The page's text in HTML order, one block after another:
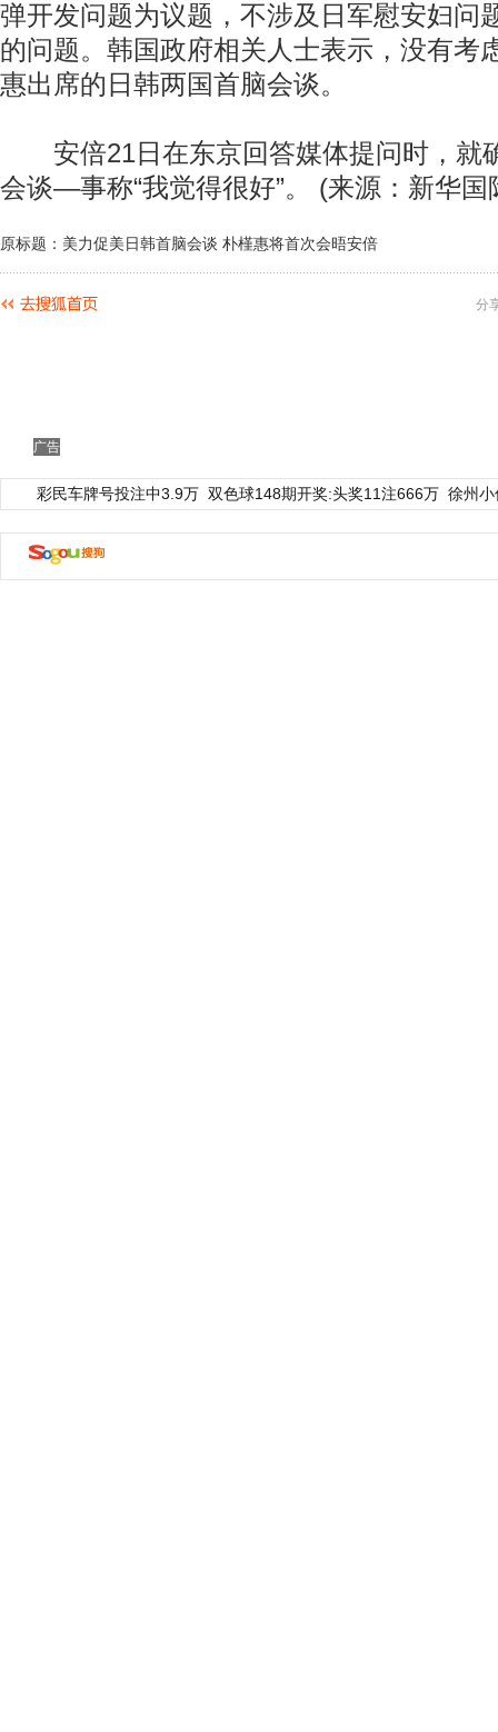
弹开发问题为议题，不涉及日军慰安妇问
的问题。韩国政府相关人士表示，没有考
惠出席的日韩两国首脑会谈。
安倍21日在东京回答媒体提问时，就
会谈—事称“我觉得很好”。 (来源：新华国
原标题：美力促美日韩首脑会谈 朴槿惠将首次会晤安倍
分
广告
彩民车牌号投注中3.9万 双色球148期开奖:头奖11注666万 徐州